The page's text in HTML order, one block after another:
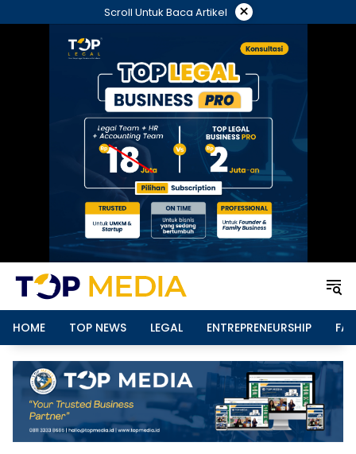
ke
Scroll Untuk Baca Artikel ×
HOME TOP NEWS LEGAL ENTREPRENEURSHIP